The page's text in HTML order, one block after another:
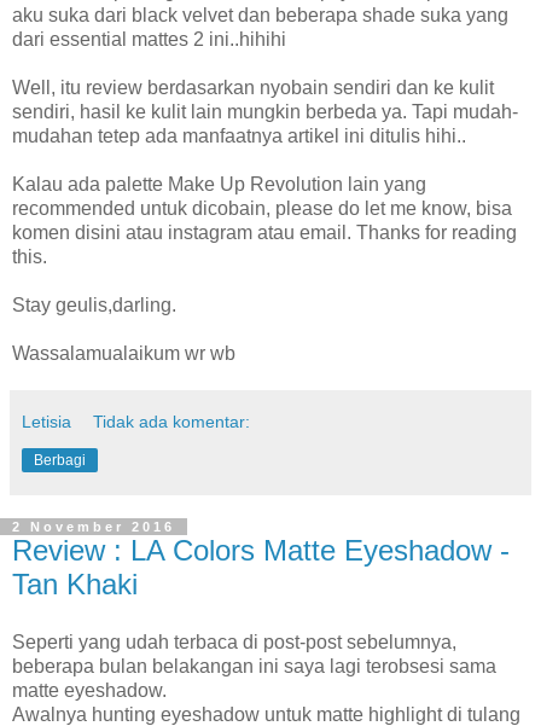
aku suka dari black velvet dan beberapa shade suka yang
dari essential mattes 2 ini..hihihi
Well, itu review berdasarkan nyobain sendiri dan ke kulit
sendiri, hasil ke kulit lain mungkin berbeda ya. Tapi mudah-
mudahan tetep ada manfaatnya artikel ini ditulis hihi..
Kalau ada palette Make Up Revolution lain yang
recommended untuk dicobain, please do let me know, bisa
komen disini atau instagram atau email. Thanks for reading
this.
Stay geulis,darling.
Wassalamualaikum wr wb
Letisia Tidak ada komentar:
Berbagi
2 November 2016
Review : LA Colors Matte Eyeshadow -
Tan Khaki
Seperti yang udah terbaca di post-post sebelumnya,
beberapa bulan belakangan ini saya lagi terobsesi sama
matte eyeshadow.
Awalnya hunting eyeshadow untuk matte highlight di tulang